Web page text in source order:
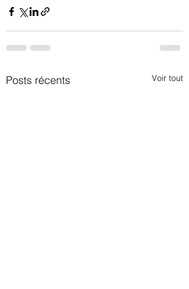
Posts récents Voir tout